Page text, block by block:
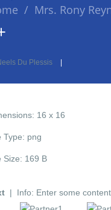
/ Mrs. Rony
Du Plessis
16 x 16
Type: png
Size: 169 B
| Info: Enter some